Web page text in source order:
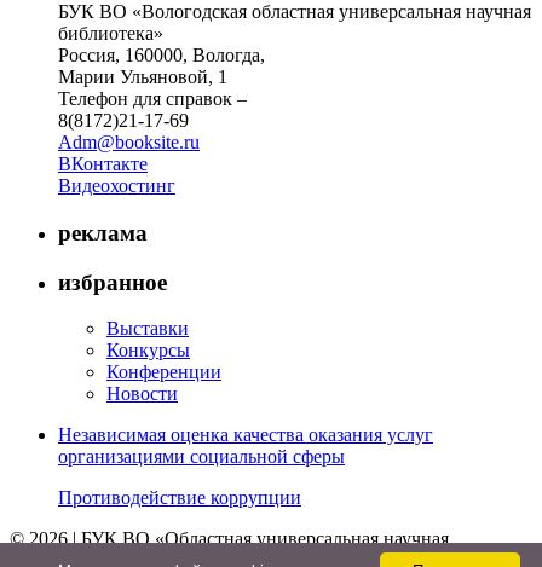
БУК ВО «Вологодская областная универсальная научная
библиотека»
Россия, 160000, Вологда,
Марии Ульяновой, 1
Телефон для справок –
8(8172)21-17-69
Adm@booksite.ru
ВКонтакте
Видеохостинг
реклама
избранное
Выставки
Конкурсы
Конференции
Новости
Независимая оценка качества оказания услуг
организациями социальной сферы
Противодействие коррупции
© 2026 | БУК ВО «Областная универсальная научная
библиотека»